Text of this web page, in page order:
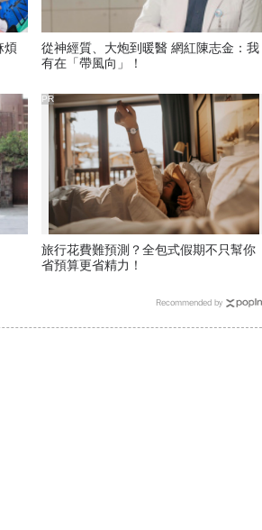
煩
從神經質、大炮到暖醫 網紅陳志金：我
有在「帶風向」！
旅行花費難預測？全包式假期不只幫你
省預算更省精力！
PR
Recommended by